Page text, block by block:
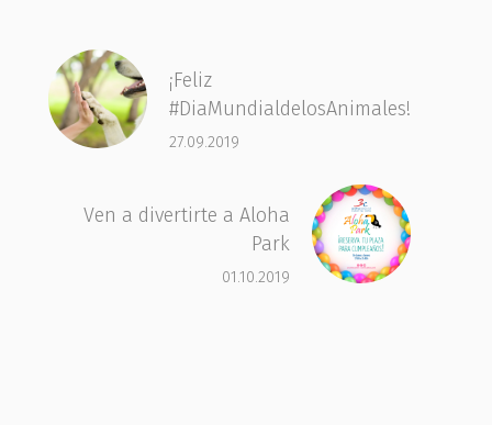
¡Feliz
#DiaMundialdelosAnimales!
27.09.2019
Ven a divertirte a Aloha
Park
01.10.2019